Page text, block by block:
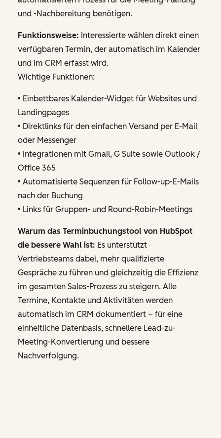
und -Nachbereitung benötigen.
Funktionsweise: Interessierte wählen direkt einen
verfügbaren Termin, der automatisch im Kalender
und im CRM erfasst wird.
Wichtige Funktionen:
• Einbettbares Kalender-Widget für Websites und
Landingpages
• Direktlinks für den einfachen Versand per E-Mail
oder Messenger
• Integrationen mit Gmail, G Suite sowie Outlook /
Office 365
• Automatisierte Sequenzen für Follow-up-E-Mails
nach der Buchung
• Links für Gruppen- und Round-Robin-Meetings
Warum das Terminbuchungstool von HubSpot
die bessere Wahl ist: Es unterstützt
Vertriebsteams dabei, mehr qualifizierte
Gespräche zu führen und gleichzeitig die Effizienz
im gesamten Sales-Prozess zu steigern. Alle
Termine, Kontakte und Aktivitäten werden
automatisch im CRM dokumentiert – für eine
einheitliche Datenbasis, schnellere Lead-zu-
Meeting-Konvertierung und bessere
Nachverfolgung.